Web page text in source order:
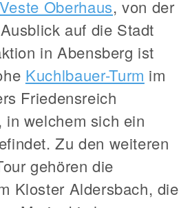
Veste Oberhaus, von der
auf die Stadt
in Abensberg ist
Kuchlbauer-Turm im
Friedensreich
in welchem sich ein
Zu den weiteren
gehören die
Kloster Aldersbach, die